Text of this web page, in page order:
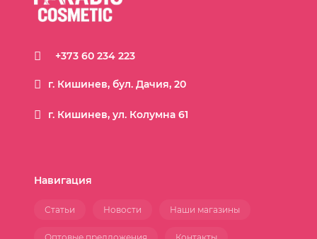
г. Кишинев, ул. Колумна 61
+373 60 234 223
г. Кишинев, бул. Дачия, 20
Статьи Новости Наши магазины
Навигация